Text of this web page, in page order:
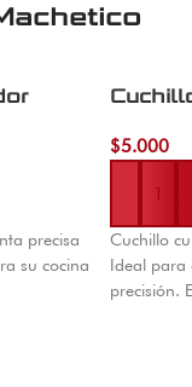
precisa
su cocina
$5.000
Añadir al
Cuchillo
Ideal para
precisión.